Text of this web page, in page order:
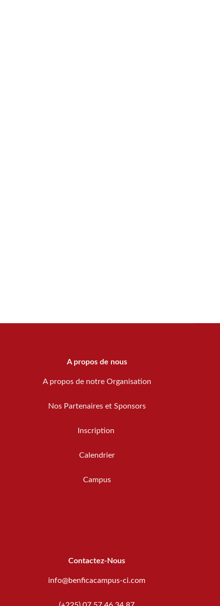
A propos de nous
A propos de notre Organisation
Nos Partenaires et Sponsors
Inscription
Calendrier
Campus
Contactez-Nous
info@benficacampus-ci.com